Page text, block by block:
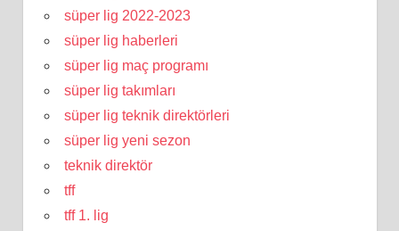
süper lig 2022-2023
süper lig haberleri
süper lig maç programı
süper lig takımları
süper lig teknik direktörleri
süper lig yeni sezon
teknik direktör
tff
tff 1. lig